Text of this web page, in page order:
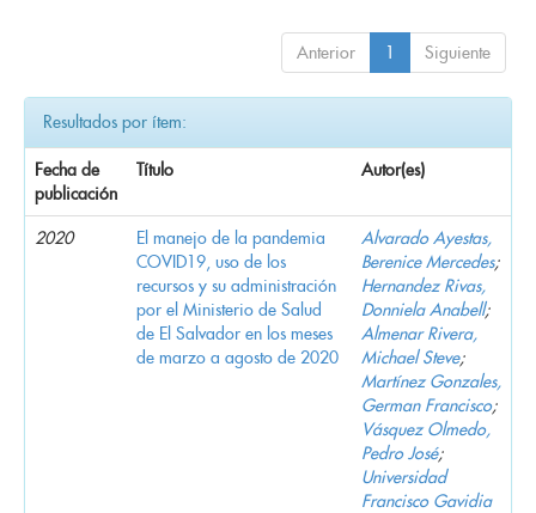
Anterior 1 Siguiente
Resultados por ítem:
Fecha de
publicación
Título Autor(es)
2020
El manejo de la pandemia
COVID19, uso de los
recursos y su administración
por el Ministerio de Salud
de El Salvador en los meses
de marzo a agosto de 2020
Alvarado Ayestas,
Berenice Mercedes;
Hernandez Rivas,
Donniela Anabell;
Almenar Rivera,
Michael Steve;
Martínez Gonzales,
German Francisco;
Vásquez Olmedo,
Pedro José;
Universidad
Francisco Gavidia